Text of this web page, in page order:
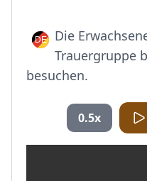
Die
Trauergruppe
besuchen.
0.5x